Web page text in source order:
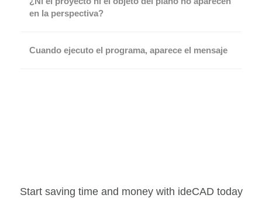
en la perspectiva?
Cuando ejecuto el programa, aparece el mensaje
Start saving time and money with ideCAD today